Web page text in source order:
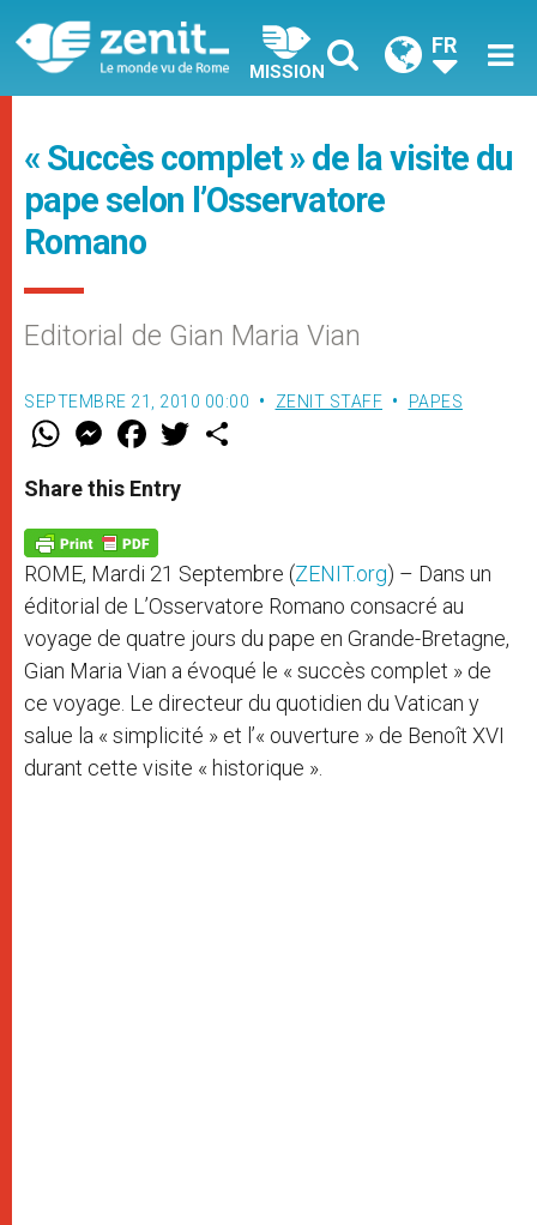
MISSION
FR
« Succès complet » de la visite du
pape selon l’Osservatore
Romano
Editorial de Gian Maria Vian
SEPTEMBRE 21, 2010 00:00 ZENIT STAFF PAPES
W
t
s
p
p
M
e
s
e
g
e
r
F
a
e
b
o
k
w
Share this Entry
ROME, Mardi 21 Septembre (ZENIT.org) – Dans un
éditorial de L’Osservatore Romano consacré au
voyage de quatre jours du pape en Grande-Bretagne,
Gian Maria Vian a évoqué le « succès complet » de
ce voyage. Le directeur du quotidien du Vatican y
salue la « simplicité » et l’« ouverture » de Benoît XVI
durant cette visite « historique ».